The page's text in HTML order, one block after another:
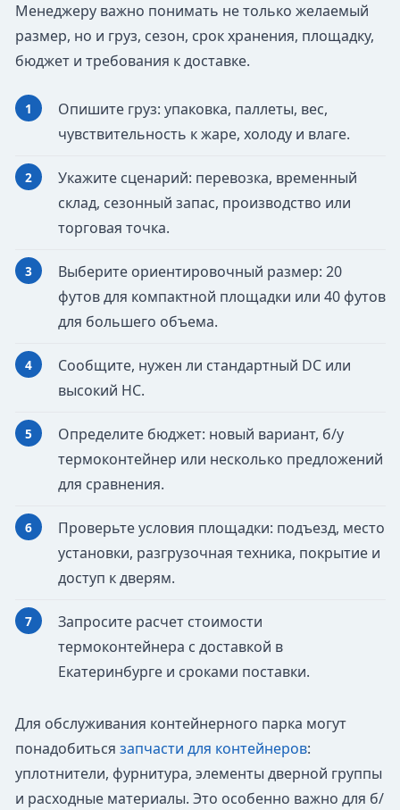
Менеджеру важно понимать не только желаемый
размер, но и груз, сезон, срок хранения, площадку,
бюджет и требования к доставке.
Опишите груз: упаковка, паллеты, вес,
чувствительность к жаре, холоду и влаге.
Укажите сценарий: перевозка, временный
склад, сезонный запас, производство или
торговая точка.
Выберите ориентировочный размер: 20
футов для компактной площадки или 40 футов
для большего объема.
Сообщите, нужен ли стандартный DC или
высокий HC.
Определите бюджет: новый вариант, б/у
термоконтейнер или несколько предложений
для сравнения.
Проверьте условия площадки: подъезд, место
установки, разгрузочная техника, покрытие и
доступ к дверям.
Запросите расчет стоимости
термоконтейнера с доставкой в
Екатеринбурге и сроками поставки.
Для обслуживания контейнерного парка могут
понадобиться запчасти для контейнеров:
уплотнители, фурнитура, элементы дверной группы
и расходные материалы. Это особенно важно для б/